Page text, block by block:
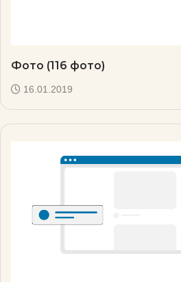
Фото (116 фото)
16.01.2019